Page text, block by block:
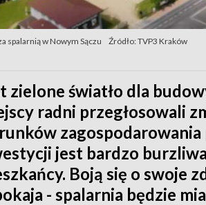
spalarnią w Nowym Sączu Źródło: TVP3 Kraków
zielone światło dla
radni przegłosowali
jest bardzo
Boją się o swoje
- spalarnia będzie